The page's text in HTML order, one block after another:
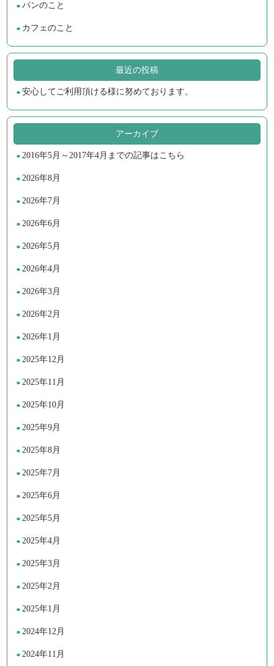
パンのこと
カフェのこと
最近の投稿
安心してご利用頂ける様に努めております。
アーカイブ
2016年5月～2017年4月までの記事はこちら
2026年8月
2026年7月
2026年6月
2026年5月
2026年4月
2026年3月
2026年2月
2026年1月
2025年12月
2025年11月
2025年10月
2025年9月
2025年8月
2025年7月
2025年6月
2025年5月
2025年4月
2025年3月
2025年2月
2025年1月
2024年12月
2024年11月